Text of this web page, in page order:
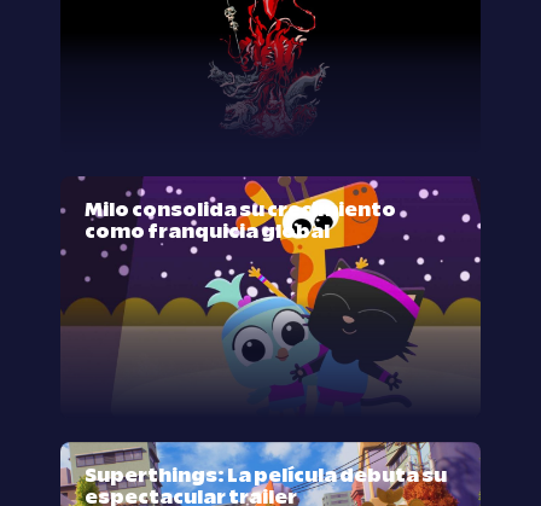
Milo consolida su crecimiento
como franquicia global
Superthings: La película debuta su
espectacular trailer